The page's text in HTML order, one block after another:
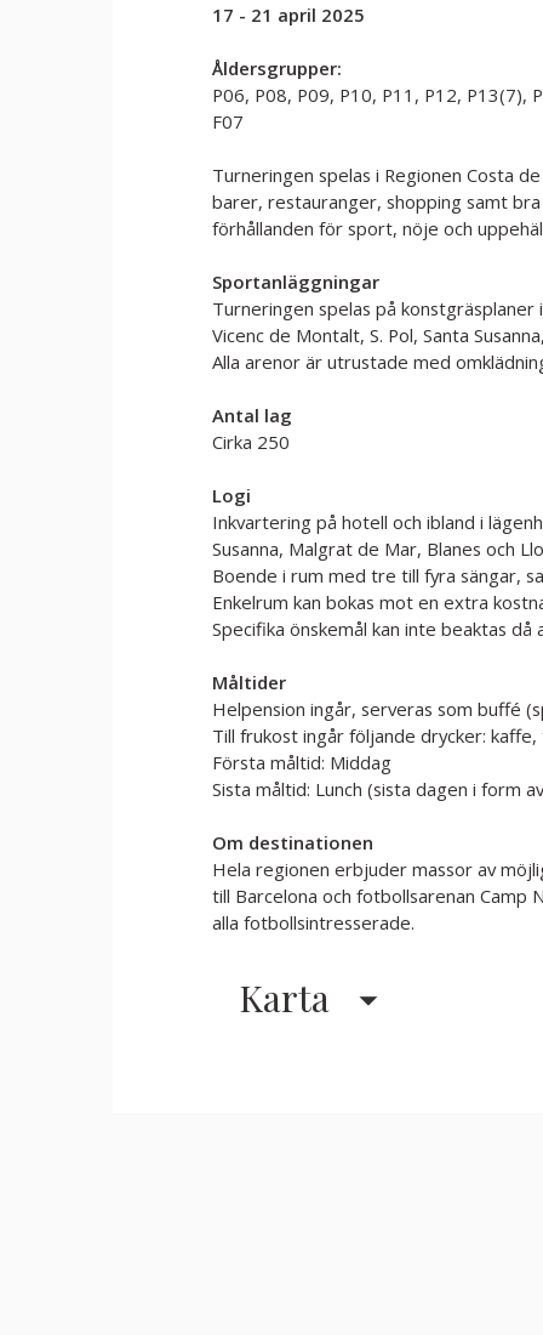
17 - 21 april 2025
Åldersgrupper:
P06, P08, P09, P10, P11, P12, P13(7),
F07
Turneringen spelas i Regionen Costa
barer, restauranger, shopping samt
förhållanden för sport, nöje och
Sportanläggningar
Turneringen spelas på
Vicenc de Montalt, S. Pol, Santa
Alla arenor är utrustade med
Antal lag
Cirka 250
Logi
Inkvartering på hotell och ibland i
Susanna, Malgrat de Mar, Blanes och
Boende i rum med tre till fyra sängar,
Enkelrum kan bokas mot en extra
Specifika önskemål kan inte beaktas
Måltider
Helpension ingår, serveras som buffé
Till frukost ingår följande drycker:
Första måltid: Middag
Sista måltid: Lunch (sista dagen i form
Om destinationen
Hela regionen erbjuder massor av
till Barcelona och fotbollsarenan Camp
alla fotbollsintresserade.
Karta